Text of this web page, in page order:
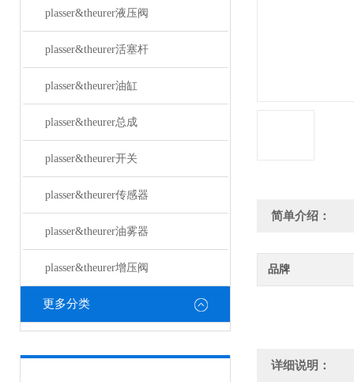
plasser&theurer液压阀
plasser&theurer活塞杆
plasser&theurer油缸
plasser&theurer总成
plasser&theurer开关
plasser&theurer传感器
plasser&theurer油雾器
plasser&theurer增压阀
更多分类
简单介绍：
品牌
详细说明：